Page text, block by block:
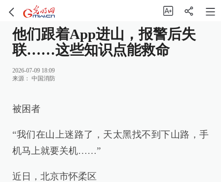
他们跟着App进山，报警后失
联……这些知识点能救命
2026-07-09 18:09
来源： 中国消防
被困者
“我们在山上迷路了，天太黑找不到下山路，手
机马上就要关机……”
近日，北京市怀柔区